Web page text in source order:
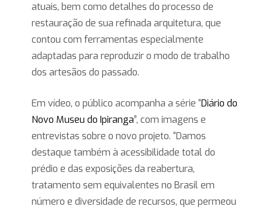
atuais, bem como detalhes do processo de
restauração de sua refinada arquitetura, que
contou com ferramentas especialmente
adaptadas para reproduzir o modo de trabalho
dos artesãos do passado.
Em vídeo, o público acompanha a série “Diário do
Novo Museu do Ipiranga”, com imagens e
entrevistas sobre o novo projeto. “Damos
destaque também à acessibilidade total do
prédio e das exposições da reabertura,
tratamento sem equivalentes no Brasil em
número e diversidade de recursos, que permeou